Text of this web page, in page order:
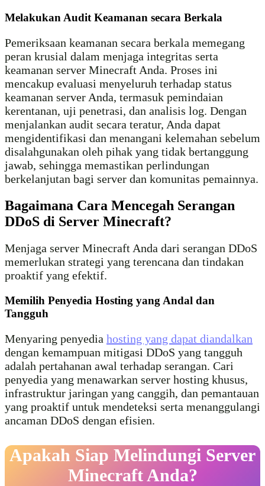
Melakukan Audit Keamanan secara Berkala
Pemeriksaan keamanan secara berkala memegang
peran krusial dalam menjaga integritas serta
keamanan server Minecraft Anda. Proses ini
mencakup evaluasi menyeluruh terhadap status
keamanan server Anda, termasuk pemindaian
kerentanan, uji penetrasi, dan analisis log. Dengan
menjalankan audit secara teratur, Anda dapat
mengidentifikasi dan menangani kelemahan sebelum
disalahgunakan oleh pihak yang tidak bertanggung
jawab, sehingga memastikan perlindungan
berkelanjutan bagi server dan komunitas pemainnya.
Bagaimana Cara Mencegah Serangan
DDoS di Server Minecraft?
Menjaga server Minecraft Anda dari serangan DDoS
memerlukan strategi yang terencana dan tindakan
proaktif yang efektif.
Memilih Penyedia Hosting yang Andal dan
Tangguh
Menyaring penyedia hosting yang dapat diandalkan
dengan kemampuan mitigasi DDoS yang tangguh
adalah pertahanan awal terhadap serangan. Cari
penyedia yang menawarkan server hosting khusus,
infrastruktur jaringan yang canggih, dan pemantauan
yang proaktif untuk mendeteksi serta menanggulangi
ancaman DDoS dengan efisien.
Apakah Siap Melindungi Server
Minecraft Anda?